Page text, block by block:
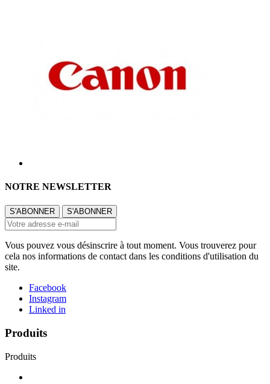
NOTRE NEWSLETTER
Vous pouvez vous désinscrire à tout moment. Vous trouverez pour
cela nos informations de contact dans les conditions d'utilisation du
site.
Facebook
Instagram
Linked in
Produits
Produits